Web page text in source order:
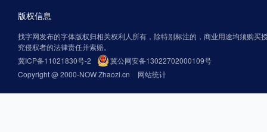
版权信息
找字网发布的字体版权归相关权利人所有，除特别标注的，商业用途均须购买
究侵权者的法律责任并索赔。
冀ICP备11021830号-2
冀公网安备13022702000109号
Copyright @ 2000-NOW Zhaozi.cn
网站统计